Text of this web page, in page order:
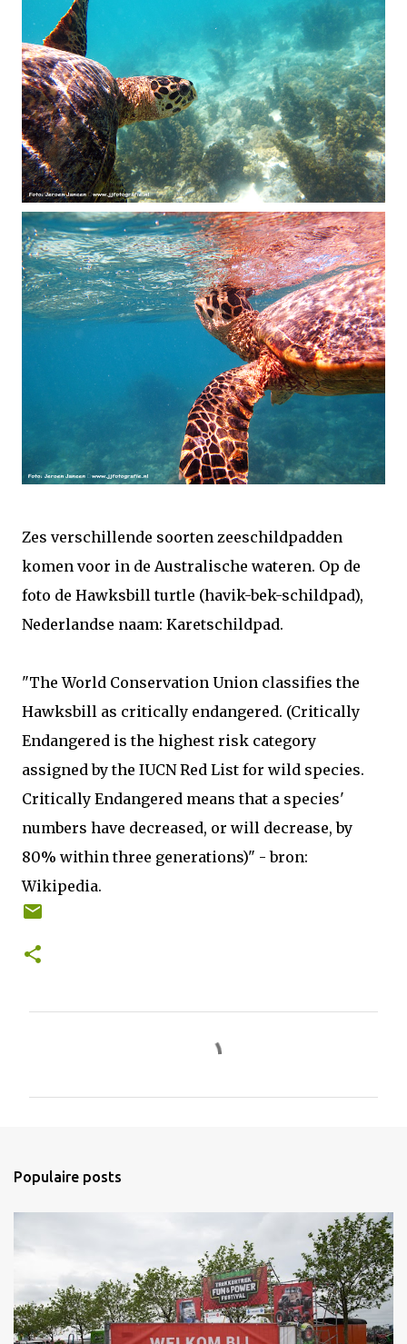
Zes verschillende soorten zeeschildpadden
komen voor in de Australische wateren. Op de
foto de Hawksbill turtle (havik-bek-schildpad),
Nederlandse naam: Karetschildpad.
"The World Conservation Union classifies the
Hawksbill as critically endangered. (Critically
Endangered is the highest risk category
assigned by the IUCN Red List for wild species.
Critically Endangered means that a species'
numbers have decreased, or will decrease, by
80% within three generations)" - bron:
Wikipedia.
Populaire posts